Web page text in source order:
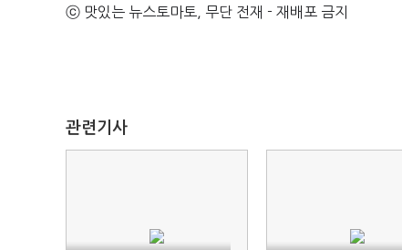
ⓒ 맛있는 뉴스토마토, 무단 전재 - 재배포 금지
관련기사